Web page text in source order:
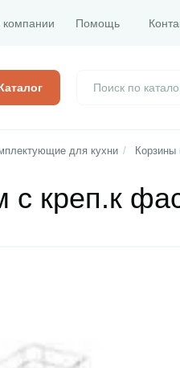
Помощь
для кухни /
с креп.к